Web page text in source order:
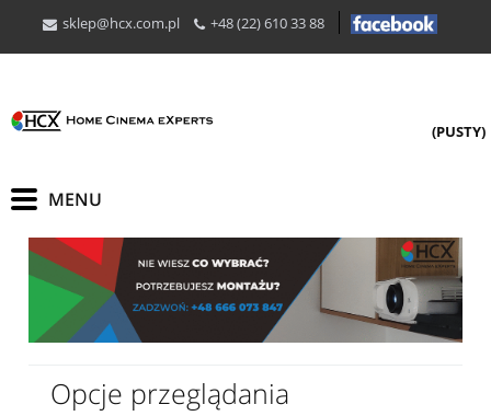
sklep@hcx.com.pl +48 (22) 610 33 88
(PUSTY)
Opcje przeglądania